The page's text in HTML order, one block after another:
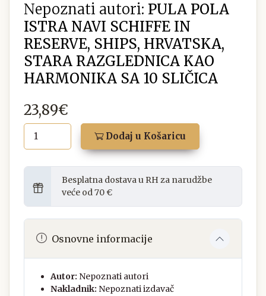
Nepoznati autori: PULA POLA
ISTRA NAVI SCHIFFE IN
RESERVE, SHIPS, HRVATSKA,
STARA RAZGLEDNICA KAO
HARMONIKA SA 10 SLIČICA
23,89€
Dodaj u Košaricu
Besplatna dostava u RH za narudžbe
veće od 70 €
Osnovne informacije
Autor: Nepoznati autori
Nakladnik: Nepoznati izdavač